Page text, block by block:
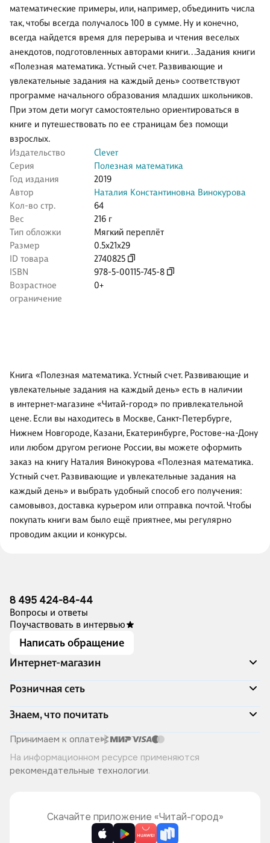
математические примеры, или, например, объединить числа
так, чтобы всегда получалось 100 в сумме. Ну и конечно,
всегда найдется время для перерыва и чтения веселых
анекдотов, подготовленных авторами книги. . .Задания книги
«Полезная математика. Устный счет. Развивающие и
увлекательные задания на каждый день» соответствуют
программе начального образования младших школьников.
При этом дети могут самостоятельно ориентироваться в
книге и путешествовать по ее страницам без помощи
взрослых.
Издательство
Clever
Серия
Полезная математика
Год издания
2019
Автор
Наталия Константиновна Винокурова
Кол-во стр.
64
Вес
216 г
Тип обложки
Мягкий переплёт
Размер
0.5x21x29
ID товара
2740825
ISBN
978-5-00115-745-8
Возрастное
ограничение
0+
Книга «Полезная математика. Устный счет. Развивающие и
увлекательные задания на каждый день» есть в наличии
в интернет-магазине «Читай-город» по привлекательной
цене. Если вы находитесь в Москве, Санкт-Петербурге,
Нижнем Новгороде, Казани, Екатеринбурге, Ростове-на-Дону
или любом другом регионе России, вы можете оформить
заказ на книгу Наталия Винокурова «Полезная математика.
Устный счет. Развивающие и увлекательные задания на
каждый день» и выбрать удобный способ его получения:
самовывоз, доставка курьером или отправка почтой. Чтобы
покупать книги вам было ещё приятнее, мы регулярно
проводим акции и конкурсы.
8 495 424-84-44
Вопросы и ответы
Поучаствовать в интервью
Написать обращение
Интернет-магазин
Акции
Доставка и оплата
Программа лояльности
Подарочные сертификаты
Правила продажи
Политика конфиденциальности
Розничная сеть
Адреса магазинов
Книжный Дозор
О компании
Читай-город для бизнеса
Хотите у нас работать?
Знаем, что почитать
Скоро в продаже
Лучшие из лучших
Читай-журнал
Принимаем к оплате
На информационном ресурсе применяются
рекомендательные технологии.
Скачайте приложение «Читай-город»